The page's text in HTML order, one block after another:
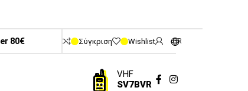
80€ Σύγκριση Wishlist GR
VHF
SV7BVR